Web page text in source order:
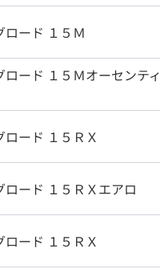
ロード １５Ｍ
ロード １５Ｍオーセンティ
ロード １５ＲＸ
ロード １５ＲＸエアロ
ロード １５ＲＸ